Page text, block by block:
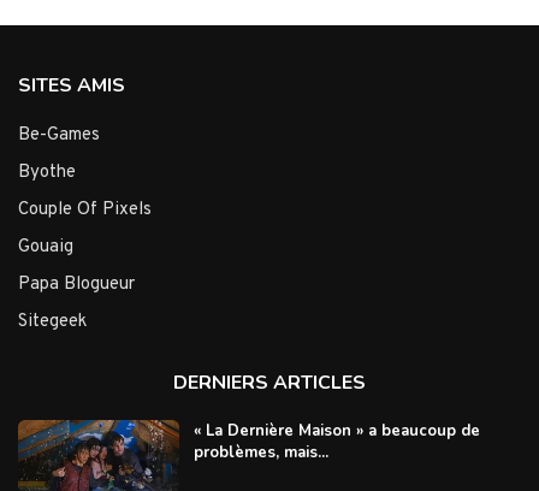
SITES AMIS
Be-Games
Byothe
Couple Of Pixels
Gouaig
Papa Blogueur
Sitegeek
DERNIERS ARTICLES
« La Dernière Maison » a beaucoup de
problèmes, mais...